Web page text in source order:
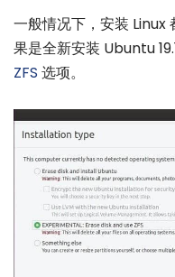
一般情况下，安装 Linux
果是全新安装 Ubuntu
ZFS 选项。